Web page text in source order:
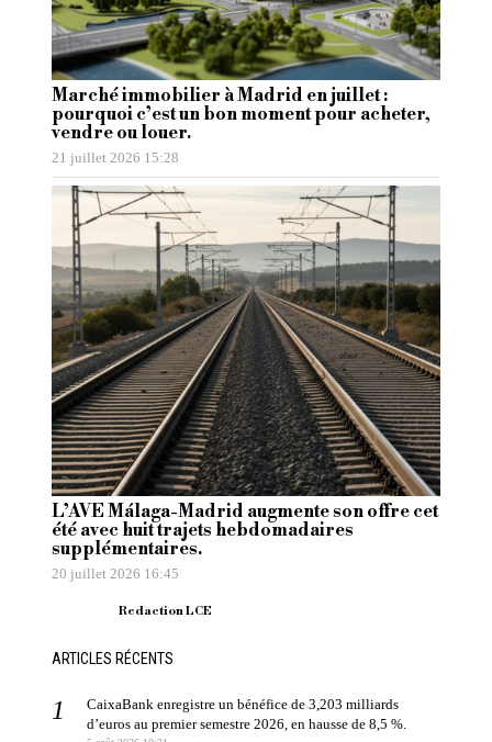
Marché immobilier à Madrid en juillet :
pourquoi c’est un bon moment pour acheter,
vendre ou louer.
21 juillet 2026 15:28
L’AVE Málaga-Madrid augmente son offre cet
été avec huit trajets hebdomadaires
supplémentaires.
20 juillet 2026 16:45
Redaction LCE
ARTICLES RÉCENTS
CaixaBank enregistre un bénéfice de 3,203 milliards
d’euros au premier semestre 2026, en hausse de 8,5 %.